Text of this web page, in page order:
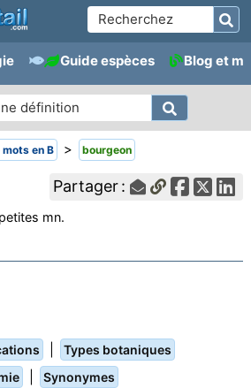
Guide espèces Blog et
en B > bourgeon
Partager :
mn.
Types botaniques
Synonymes